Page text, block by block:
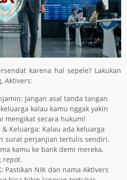
karena hal sepele? Lakukan
Aktivers:
Jangan asal tanda tangan
kalau kamu nggak yakin
mengikat secara hukum!
& Keluarga: Kalau ada keluarga
surat perjanjian tertulis sendiri.
kamu ke bank demi mereka,
repot.
Pastikan NIK dan nama Aktivers